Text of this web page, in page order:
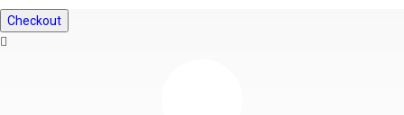
Checkout